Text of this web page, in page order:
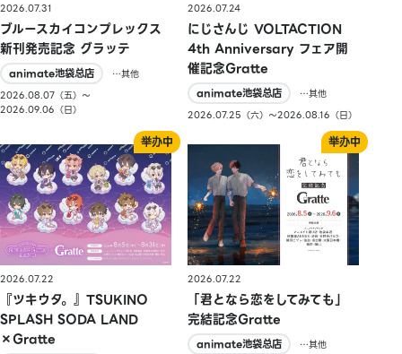
2026.07.31
ブルースカイコンプレックス
新刊発売記念 グラッテ
animate池袋总店
…其他
2026.08.07（五）〜
2026.09.06（日）
2026.07.24
にじさんじ VOLTACTION
4th Anniversary フェア開
催記念Gratte
animate池袋总店
…其他
2026.07.25（六）〜2026.08.16（日）
2026.07.22
『ツキウタ。』TSUKINO
SPLASH SODA LAND
×Gratte
2026.07.22
「君となら恋をしてみても」
完結記念Gratte
animate池袋总店
…其他